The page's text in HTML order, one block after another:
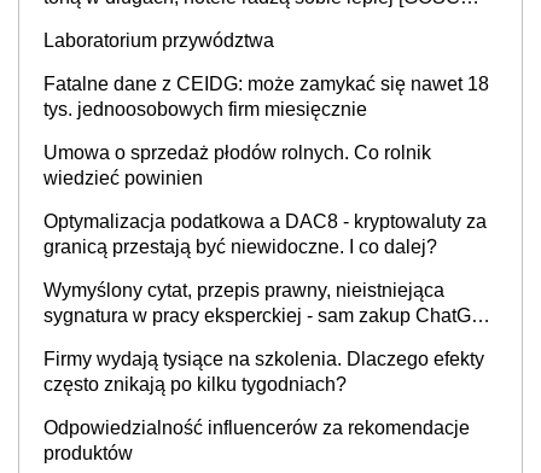
Laboratorium przywództwa
Fatalne dane z CEIDG: może zamykać się nawet 18
tys. jednoosobowych firm miesięcznie
Umowa o sprzedaż płodów rolnych. Co rolnik
wiedzieć powinien
Optymalizacja podatkowa a DAC8 - kryptowaluty za
granicą przestają być niewidoczne. I co dalej?
Wymyślony cytat, przepis prawny, nieistniejąca
sygnatura w pracy eksperckiej - sam zakup ChatGPT
Firmy wydają tysiące na szkolenia. Dlaczego efekty
często znikają po kilku tygodniach?
Odpowiedzialność influencerów za rekomendacje
produktów